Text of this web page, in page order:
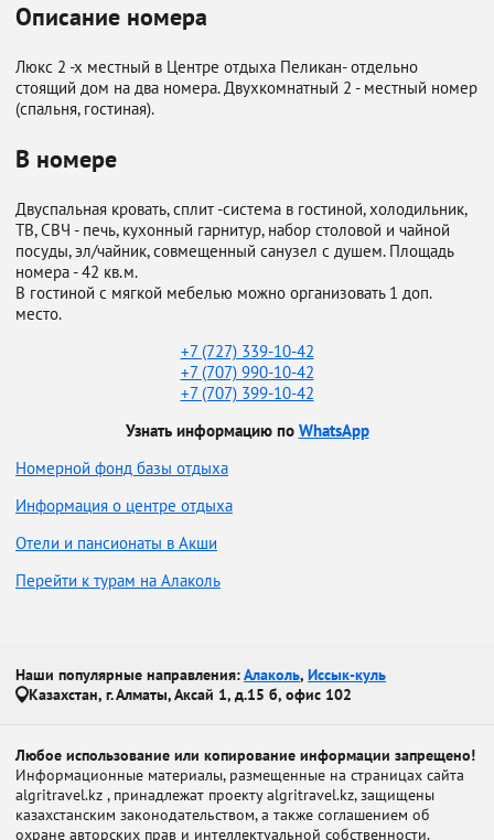
Описание номера
Люкс 2 -х местный в Центре отдыха Пеликан- отдельно
стоящий дом на два номера. Двухкомнатный 2 - местный номер
(спальня, гостиная).
В номере
Двуспальная кровать, сплит -система в гостиной, холодильник,
ТВ, СВЧ - печь, кухонный гарнитур, набор столовой и чайной
посуды, эл/чайник, совмещенный санузел с душем. Площадь
номера - 42 кв.м.
В гостиной с мягкой мебелью можно организовать 1 доп.
место.
+7 (727) 339-10-42
+7 (707) 990-10-42
+7 (707) 399-10-42
Узнать информацию по WhatsApp
Номерной фонд базы отдыха
Информация о центре отдыха
Отели и пансионаты в Акши
Перейти к турам на Алаколь
Наши популярные направления:Алаколь, Иссык-куль
Казахстан, г. Алматы, Аксай 1, д.15 б, офис 102
Любое использование или копирование информации запрещено!
Информационные материалы, размещенные на страницах сайта
algritravel.kz , принадлежат проекту algritravel.kz, защищены
казахстанским законодательством, а также соглашением об
охране авторских прав и интеллектуальной собственности.